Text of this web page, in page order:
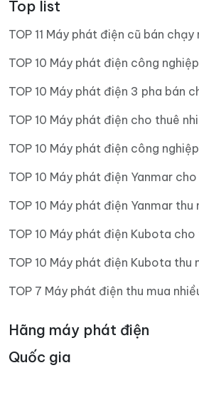
Top list
TOP 11 Máy phát điện cũ bán chạy
TOP 10 Máy phát điện công
TOP 10 Máy phát điện 3 pha bán
TOP 10 Máy phát điện cho thuê
TOP 10 Máy phát điện công
TOP 10 Máy phát điện Yanmar
TOP 10 Máy phát điện Yanmar thu
TOP 10 Máy phát điện Kubota
TOP 10 Máy phát điện Kubota thu
TOP 7 Máy phát điện thu mua
Hãng máy phát điện
Quốc gia